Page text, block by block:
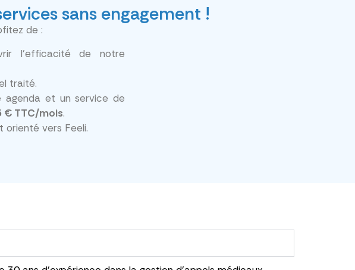
sans engagement !
de :
l’efficacité de notre
traité.
agenda et un service de
€ TTC/mois.
orienté vers Feeli.